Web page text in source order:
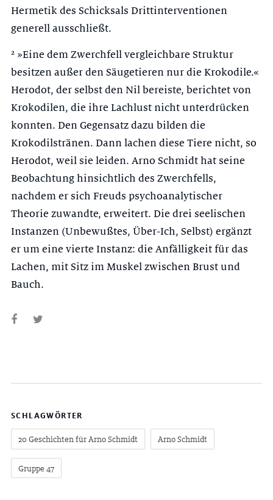
Hermetik des Schicksals Drittinterventionen
generell ausschließt.
² »Eine dem Zwerchfell vergleichbare Struktur
besitzen außer den Säugetieren nur die Kro­kodile.«
Herodot, der selbst den Nil bereiste, berichtet von
Krokodilen, die ihre Lachlust nicht unterdrücken
konnten. Den Gegensatz dazu bilden die
Krokodilstränen. Dann lachen diese Tiere nicht, so
Herodot, weil sie leiden. Arno Schmidt hat seine
Beobachtung hinsichtlich des Zwerchfells,
nachdem er sich Freuds psychoanalytischer
Theorie zuwandte, erweitert. Die drei seelischen
Instanzen (Unbewußtes, Über-Ich, Selbst) ergänzt
er um eine vierte Instanz: die Anfälligkeit für das
Lachen, mit Sitz im Muskel zwischen Brust und
Bauch.
SCHLAGWÖRTER
20 Geschichten für Arno Schmidt Arno Schmidt
Grup­pe 47